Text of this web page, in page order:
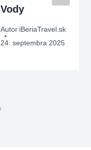
Vody
Autor iBeriaTravel.sk
24. septembra 2025